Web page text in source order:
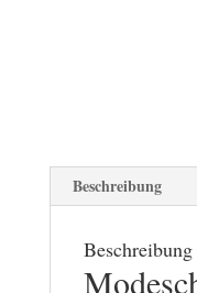
Beschreibung
Beschreibung